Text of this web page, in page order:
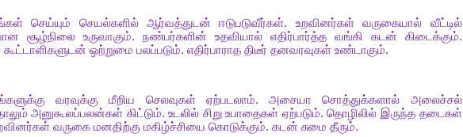
செய்யும் செயல்களில் ஆர்வத்துடன் ஈடுபடுவீர்கள். உறவினர்கள் வருகையால்
வீட்டில்
சூழ்நிலை உருவாகும். நண்பர்களின் உதவியால் எதிர்பார்த்த வங்கி கடன் கிடைக்கும்.
கூட்டாளிகளுடன் ஒற்றுமை பலப்படும். எதிர்பாராத திடீர் தனவரவுகள் உண்டாகும்.
வரவுக்கு மீறிய செலவுகள் ஏற்படலாம். அசையா சொத்துக்களால்
அலைச்சல்
அனுகூலப்பலன்கள் கிட்டும்.உடலில் சிறு உபாதைகள் ஏற்படும்.தொழிலில் இருந்த தடைகள்
வருகை மனதிற்கு மகிழ்ச்சியை கொடுக்கும். கடன் சுமை தீரும்.